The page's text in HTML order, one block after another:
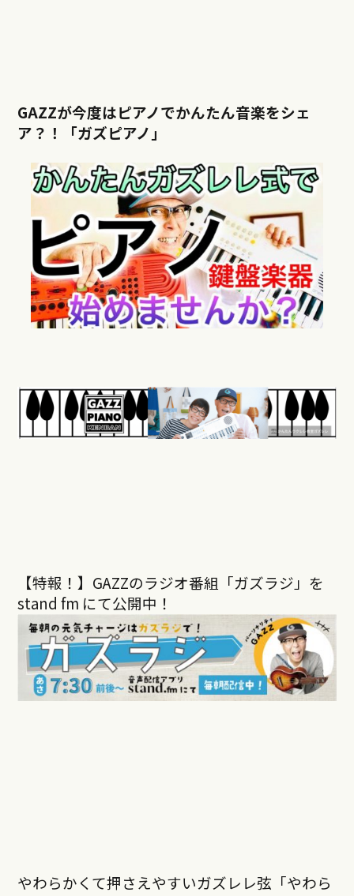
GAZZが今度はピアノでかんたん音楽をシェ
ア？！「ガズピアノ」
【特報！】GAZZのラジオ番組「ガズラジ」を
stand fm にて公開中！
やわらかくて押さえやすいガズレレ弦「やわら